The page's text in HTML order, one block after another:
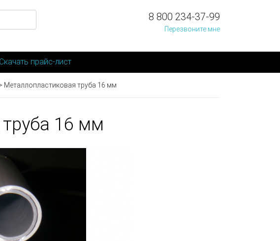
8 800 234-37-99
Перезвоните мне
Скачать прайс-лист
Металлопластиковая труба 16 мм
16 мм